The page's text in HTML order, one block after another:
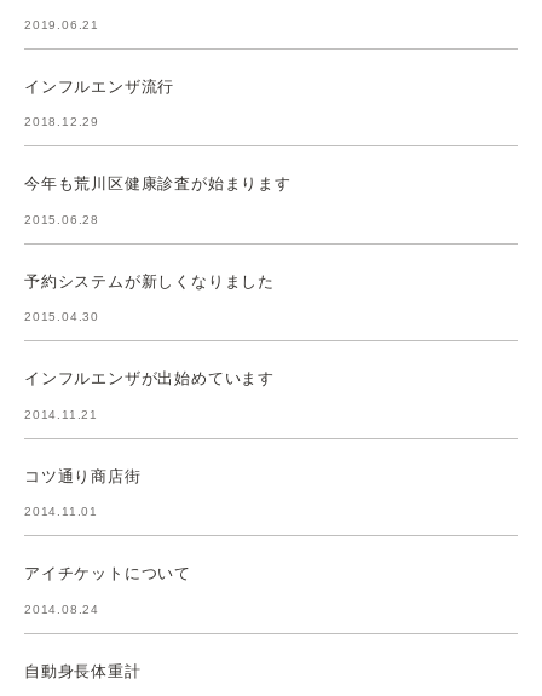
2019.06.21
インフルエンザ流行
2018.12.29
今年も荒川区健康診査が始まります
2015.06.28
予約システムが新しくなりました
2015.04.30
インフルエンザが出始めています
2014.11.21
コツ通り商店街
2014.11.01
アイチケットについて
2014.08.24
自動身長体重計